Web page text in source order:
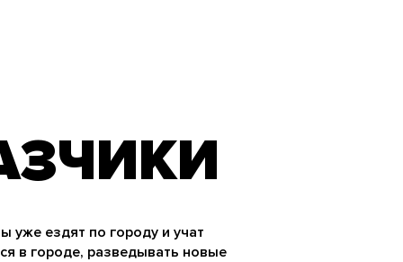
уже ездят по городу и учат
в городе, разведывать новые